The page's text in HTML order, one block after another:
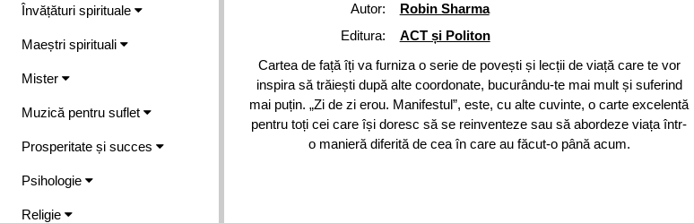
Învățături spirituale
Maeștri spirituali
Mister
Muzică pentru suflet
Prosperitate și succes
Psihologie
Religie
Autor:
Robin Sharma
Editura:
ACT și Politon
Cartea de față îți va furniza o serie de povești și lecții de viață care te vor
inspira să trăiești după alte coordonate, bucurându-te mai mult și suferind
mai puțin. „Zi de zi erou. Manifestul”, este, cu alte cuvinte, o carte excelentă
pentru toți cei care își doresc să se reinventeze sau să abordeze viața într-
o manieră diferită de cea în care au făcut-o până acum.